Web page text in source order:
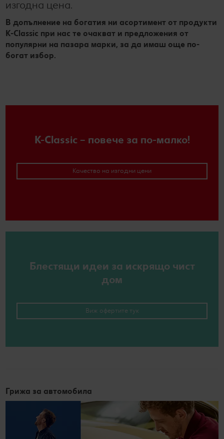
изгодна цена.
В допълнение на богатия ни асортимент от продукти
K-Classic при нас те очакват и предложения от
популярни на пазара марки, за да имаш още по-
богат избор.
K-Classic – повече за по-малко!
Качество на изгодни цени
Блестящи идеи за искрящо чист
дом
Виж офертите тук
Грижа за автомобила